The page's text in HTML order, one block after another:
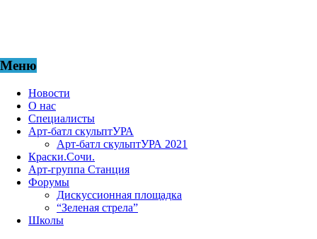
Меню
Новости
О нас
Специалисты
Арт-батл скульптУРА
Арт-батл скульптУРА 2021
Краски.Сочи.
Арт-группа Станция
Форумы
Дискуссионная площадка
“Зеленая стрела”
Школы